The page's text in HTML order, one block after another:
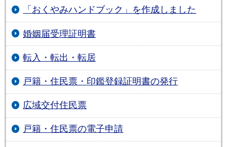
「おくやみハンドブック」を作成しました
婚姻届受理証明書
転入・転出・転居
戸籍・住民票・印鑑登録証明書の発行
広域交付住民票
戸籍・住民票の電子申請